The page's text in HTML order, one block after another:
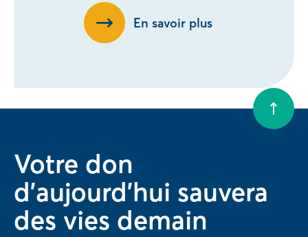
En savoir plus
Votre don
d'aujourd'hui sauvera
des vies demain